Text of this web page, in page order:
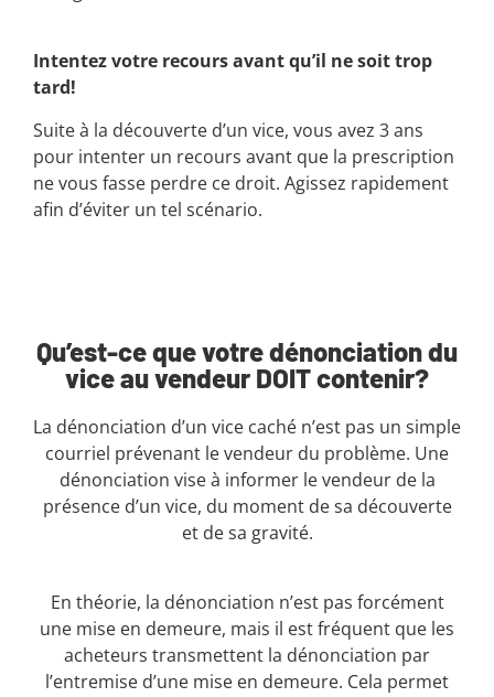
Intentez votre recours avant qu’il ne soit trop
tard!
Suite à la découverte d’un vice, vous avez 3 ans
pour intenter un recours avant que la prescription
ne vous fasse perdre ce droit. Agissez rapidement
afin d’éviter un tel scénario.
Qu’est-ce que votre dénonciation du
vice au vendeur DOIT contenir?
La dénonciation d’un vice caché n’est pas un simple
courriel prévenant le vendeur du problème. Une
dénonciation vise à informer le vendeur de la
présence d’un vice, du moment de sa découverte
et de sa gravité.
En théorie, la dénonciation n’est pas forcément
une mise en demeure, mais il est fréquent que les
acheteurs transmettent la dénonciation par
l’entremise d’une mise en demeure. Cela permet